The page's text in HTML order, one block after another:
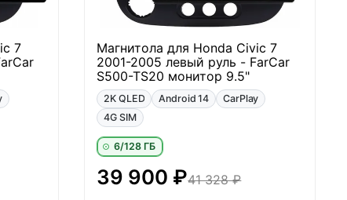
7
Магнитола для Honda Civic 7
2001-2005 левый руль - FarCar
S500-TS20 монитор 9.5"
2K QLED Android 14
CarPlay
4G SIM
6/128 ГБ
41 328 ₽
39 900 ₽